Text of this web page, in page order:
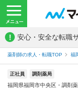
! 安心・安全な転職
薬剤師の求人・転職TOP 福
正社員 調剤薬局
福岡県福岡市中央区・調剤